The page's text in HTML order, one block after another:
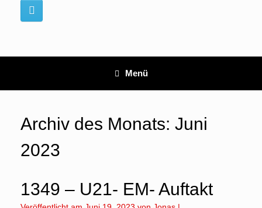
Menü
Archiv des Monats: Juni
2023
1349 – U21- EM- Auftakt